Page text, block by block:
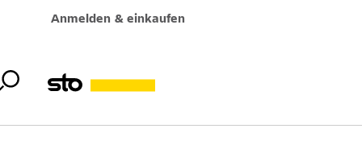
Anmelden & einkaufen